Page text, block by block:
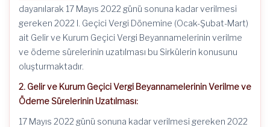
dayanılarak 17 Mayıs 2022 günü sonuna kadar verilmesi
gereken 2022 I. Geçici Vergi Dönemine (Ocak-Şubat-Mart)
ait Gelir ve Kurum Geçici Vergi Beyannamelerinin verilme
ve ödeme sürelerinin uzatılması bu Sirkülerin konusunu
oluşturmaktadır.
2. Gelir ve Kurum Geçici Vergi Beyannamelerinin Verilme ve
Ödeme Sürelerinin Uzatılması:
17 Mayıs 2022 günü sonuna kadar verilmesi gereken 2022